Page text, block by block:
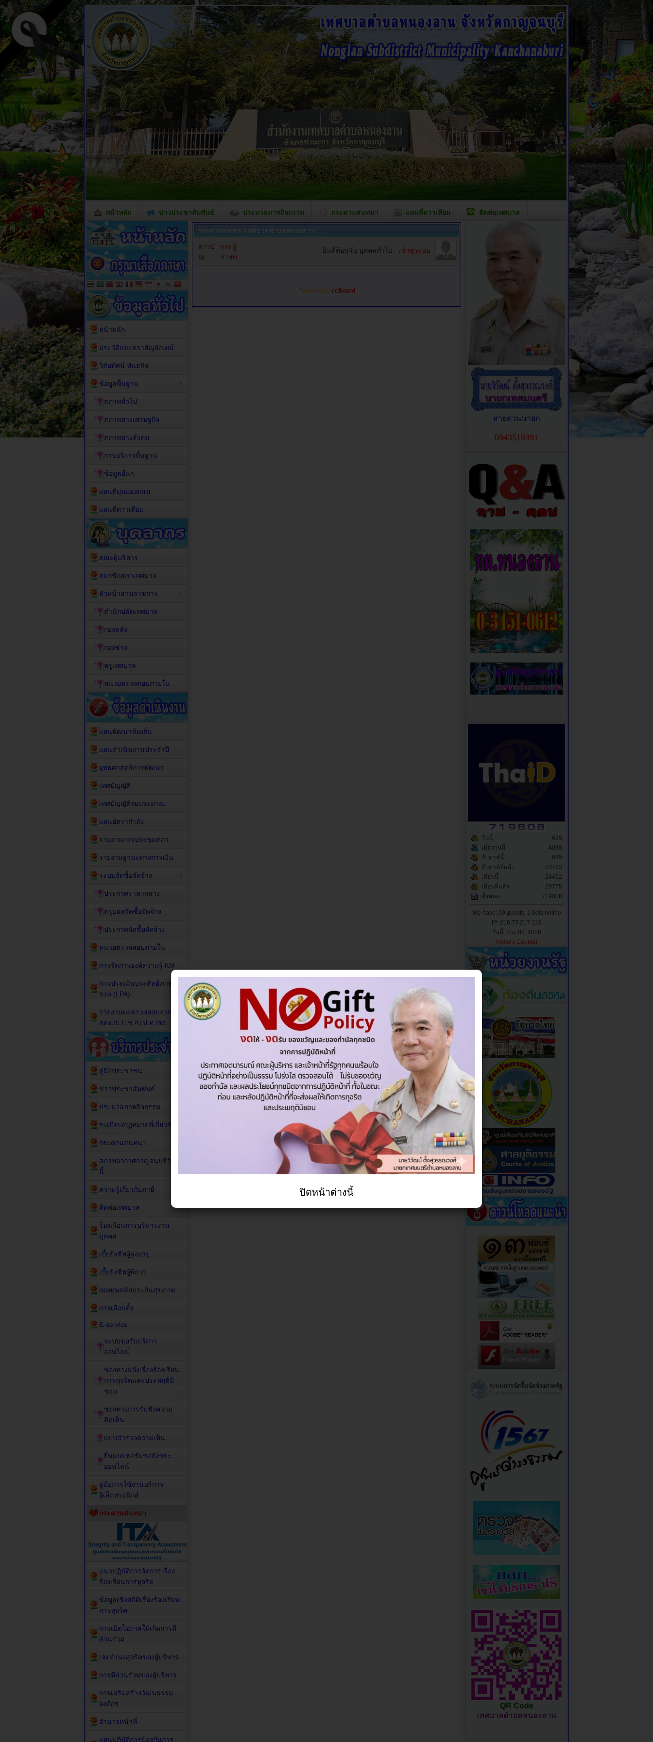
หน้าหลัก ข่าวประชาสัมพันธ์ ประมวลภาพกิจกรรม กระดานสนทนา แผนที่ดาวเทียม ติดต่อเทศบาล
กระดานสนทนาเทศบาลตำบลหนองลาน ::
สารบั
ญ
กระทู้
ล่าสุด
ยินดีต้อนรับ บุคคลทั่วไป เข้าสู่ระบบ
Powered by ccBoard
หน้าหลัก
ประวัติและตราสัญลักษณ์
วิสัยทัศน์ พันธกิจ
ข้อมูลพื้นฐาน
สภาพทั่วไป
สภาพทางเศรษฐกิจ
สภาพทางสังคม
การบริการพื้นฐาน
ข้อมูลอื่นๆ
แผนที่มุมมองถนน
แผนที่ดาวเทียม
คณะผู้บริหาร
สมาชิกสภาเทศบาล
หัวหน้าส่วนราชการ
สำนักปลัดเทศบาล
กองคลัง
กองช่าง
ครูเทศบาล
หน่วยตรวจสอบภายใน
แผนพัฒนาท้องถิ่น
แผนดำเนินงานประจำปี
ยุทธศาสตร์การพัฒนา
เทศบัญญัติ
เทศบัญญัติงบประมาณ
แผนอัตรากำลัง
รายงานการประชุมสภา
รายงานฐานะทางการเงิน
ระบบจัดซื้อจัดจ้าง
ประกาศราคากลาง
สรุปผลจัดซื้อจัดจ้าง
ประกาศจัดซื้อจัดจ้าง
หน่วยตรวจสอบภายใน
การจัดการองค์ความรู้ KM
การประเมินประสิทธิภาพ
ของ (LPA)
รายงานผลตรวจสอบจาก
สตง./ป.ป.ช./ป.ป.ท./สถ.
คู่มือประชาชน
ข่าวประชาสัมพันธ์
ประมวลภาพกิจกรรม
ระเบียบ/กฏหมายที่เกี่ยวข้อง
กระดานสนทนา
สภาพอากาศกาญจนบุรีวัน
นี้
ความรู้เกี่ยวกับภาษี
ติดต่อเทศบาล
ร้องเรียนการบริหารงาน
บุคคล
เบี้ยยังชีพผู้สูงอายุ
เบี้ยยังชีพผู้พิการ
กองทุนหลักประกันสุขภาพ
การเลือกตั้ง
E-service
ระบบขอรับบริการ
ออนไลน์
ช่องทางแจ้งเรื่องร้องเรียน
การทุจริตและประพฤติมิ
ชอบ
ช่องทางการรับฟังความ
คิดเห็น
แบบสำรวจความเห็น
ยื่นแบบฟอร์มขอถังขยะ
ออนไลน์
คู่มือการใช้งานบริการ
อิเล็กทรอนิกส์
กระดานสนทนา
แนวปฏิบัติการจัดการเรื่อง
ร้องเรียนการทุจริต
ข้อมูลเชิงสถิติเรื่องร้องเรียน
การทุจริต
การเปิดโอกาสให้เกิดการมี
ส่วนร่วม
เจตจำนงสุจริตของผู้บริหาร
การมีส่วนร่วมของผู้บริหาร
การเสริมสร้างวัฒนธรรม
องค์กร
อำนาจหน้าที่
แผนปฏิบัติการป้องกันการ
สายด่วนนายก
0943519391
วันนี้
669
เมื่อวานนี้
4088
สัปดาห์นี้
669
สัปดาห์ที่แล้ว
23783
เดือนนี้
24452
เดือนที่แล้ว
29775
ทั้งหมด
719808
We have: 50 guests, 1 bots online
IP: 216.73.217.113
วันนี้: ส.ค. 08, 2026
Visitors Counter
QR Code
เทศบาลตำบลหนองลาน
ปิดหน้าต่างนี้